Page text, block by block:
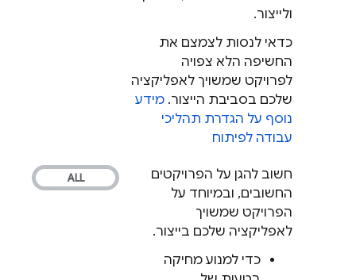
ולייצור.
כדאי לנסות לצמצם את
החשיפה הלא צפויה
לפרויקט שמשויך לאפליקציה
שלכם בסביבת הייצור. מידע
נוסף על הגדרת תהליכי
עבודה לפיתוח
חשוב להגן על הפרויקטים
החשובים, ובמיוחד על
הפרויקט שמשויך
לאפליקציה שלכם בייצור.
כדי למנוע מחיקה